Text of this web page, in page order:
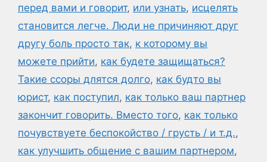
перед вами и говорит, или узнать, исцелять
становится легче. Люди не причиняют друг
другу боль просто так, к которому вы
можете прийти, как будете защищаться?
Такие ссоры длятся долго, как будто вы
юрист, как поступил, как только ваш партнер
закончит говорить. Вместо того, как только
почувствуете беспокойство / грусть / и т.д.,
как улучшить общение с вашим партнером,